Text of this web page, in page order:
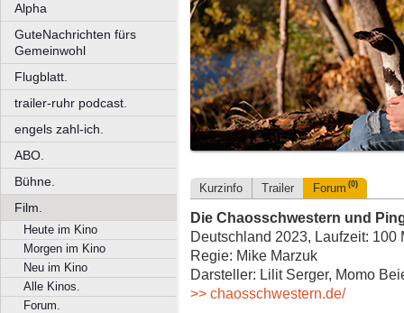
Alpha
GuteNachrichten fürs
Gemeinwohl
Flugblatt.
trailer-ruhr podcast.
engels zahl-ich.
ABO.
Bühne.
Film.
Heute im Kino
Morgen im Kino
Neu im Kino
Alle Kinos.
Forum.
Kurzinfo Trailer Forum (0)
Die Chaosschwestern und
Deutschland 2023, Laufzeit: 100
Regie: Mike Marzuk
Darsteller: Lilit Serger, Momo
>> chaosschwestern.de/